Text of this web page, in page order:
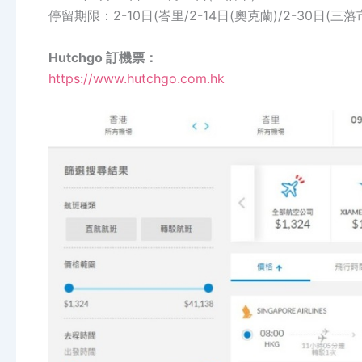
停留期限：2-10日(峇里/2-14日(奧克蘭)/2-30日(三藩
Hutchgo 訂機票：
https://www.hutchgo.com.hk